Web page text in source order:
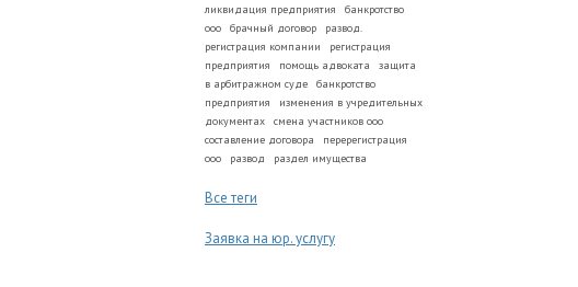
ликвидация предприятия
банкротство
ооо
брачный договор
развод.
регистрация компании
регистрация
предприятия
помощь адвоката
защита
в арбитражном суде
банкротство
предприятия
изменения в учредительных
документах
смена участников ооо
составление договора
перерегистрация
ооо
развод раздел имущества
Все теги
Заявка на юр. услугу